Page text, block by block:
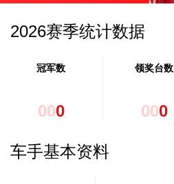
2026赛季统计数据
冠军数
000
领奖台数
000
车手基本资料